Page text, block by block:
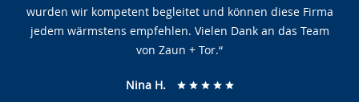
wurden wir kompetent begleitet und können diese Firma
jedem wärmstens empfehlen. Vielen Dank an das Team
von Zaun + Tor.“
Nina H.
Rico Hildebrandt
Peter Reichenbach